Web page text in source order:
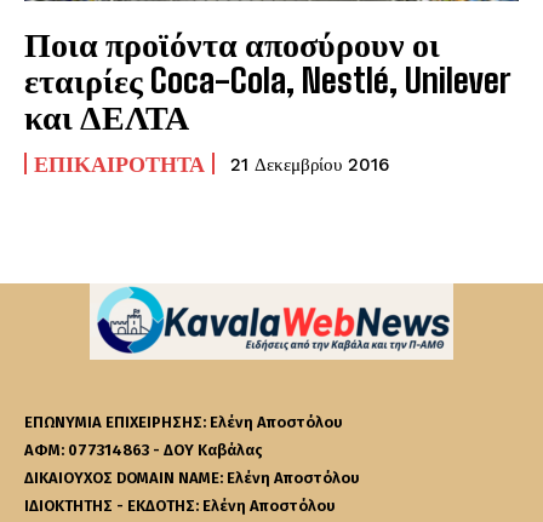
Ποια προϊόντα αποσύρουν οι
εταιρίες Coca-Cola, Nestlé, Unilever
και ΔΕΛΤΑ
ΕΠΙΚΑΙΡΌΤΗΤΑ 21 Δεκεμβρίου 2016
ΕΠΩΝΥΜΙΑ ΕΠΙΧΕΙΡΗΣΗΣ: Ελένη Αποστόλου
ΑΦΜ: 077314863 - ΔΟΥ Καβάλας
ΔΙΚΑΙΟΥΧΟΣ DOMAIN NAME: Ελένη Αποστόλου
ΙΔΙΟΚΤΗΤΗΣ - ΕΚΔΟΤΗΣ: Ελένη Αποστόλου